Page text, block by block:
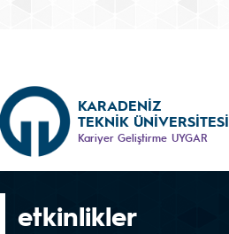
KARADENİZ
TEKNİK ÜNİVERSİTESİ
Kariyer Geliştirme UYGAR
etkinlikler